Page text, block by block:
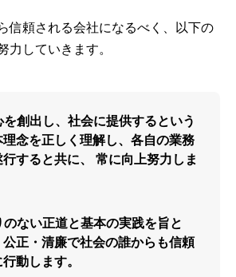
信頼される会社になるべく、以下の
力していきます。
創出し、社会に提供するという
理念を正しく理解し、各自の業務
すると共に、
常に向上努力しま
ない正道と基本の実践を旨と
公正・清廉で社会の誰からも信頼
動します。